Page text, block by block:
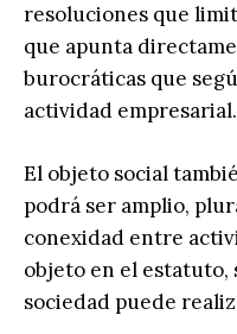
resoluciones que
que apunta
burocráticas que
actividad empresarial.
El objeto social
podrá ser amplio,
conexidad entre
objeto en el estatuto,
sociedad puede